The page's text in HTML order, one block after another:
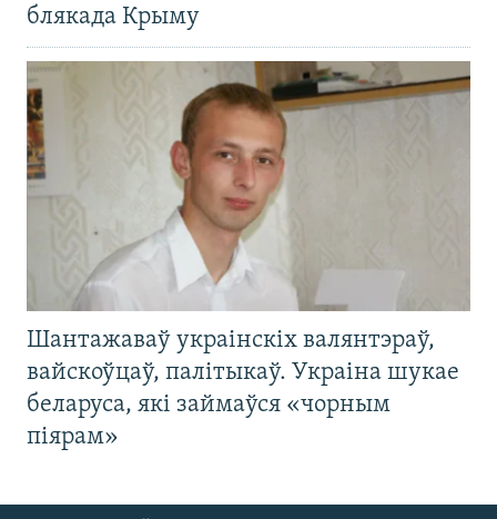
блякада Крыму
Шантажаваў украінскіх валянтэраў,
вайскоўцаў, палітыкаў. Украіна шукае
беларуса, які займаўся «чорным
піярам»